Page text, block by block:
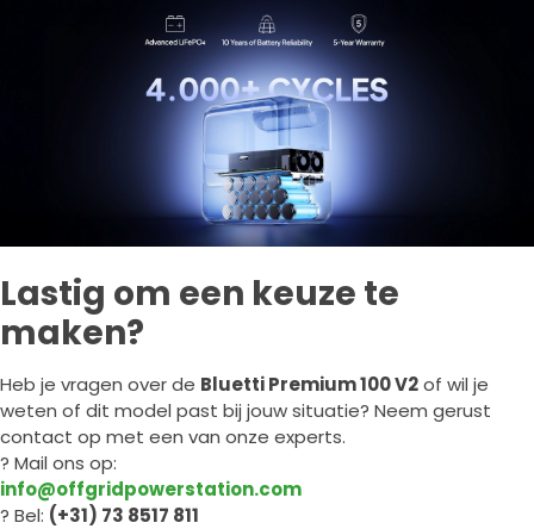
Lastig om een keuze te
maken?
Heb je vragen over de Bluetti Premium 100 V2of wil je
weten of dit model past bij jouw situatie? Neem gerust
contact op met een van onze experts.
? Mail ons op:
info@offgridpowerstation.com
? Bel: (+31) 73 8517 811